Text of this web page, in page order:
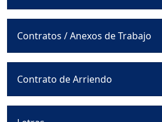
Contratos / Anexos de Trabajo
Contrato de Arriendo